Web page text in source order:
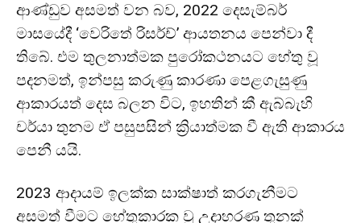
ආණ්ඩුව අසමත් වන බව, 2022 දෙසැම්බර්
මාසයේදී ‘වෙරිතේ රිසර්ච්’ ආයතනය පෙන්වා දී
තිබේ. එම තුලනාත්මක පුරෝකථනයට හේතු වූ
පදනමත්, ඉන්පසු කරුණු කාරණා පෙළගැසුණු
ආකාරයත් දෙස බලන විට, ඉහතින් කී ඇබ්බැහි
චර්යා තුනම ඒ පසුපසින් ක්‍රියාත්මක වී ඇති ආකාරය
පෙනී යයි.
2023 ආදායම් ඉලක්ක සාක්ෂාත් කරගැනීමට
අසමත් වීමට හේතුකාරක වූ උදාහරණ තුනක්